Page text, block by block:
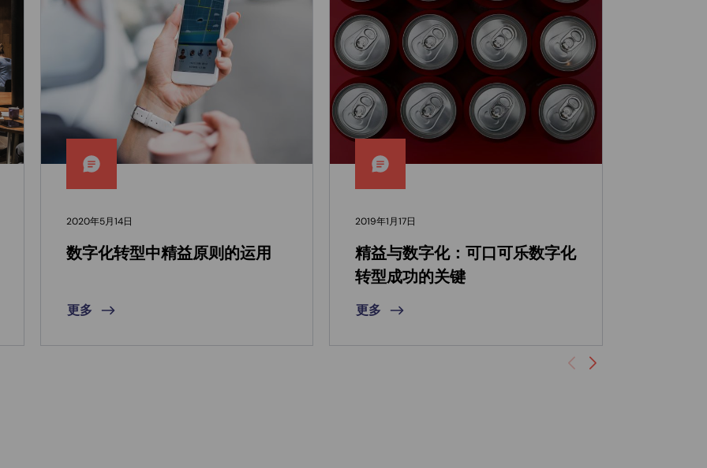
2020年5月14日
数字化转型中精益原则的运用
更多
2019年1月17日
精益与数字化：可口可乐数字化
转型成功的关键
更多